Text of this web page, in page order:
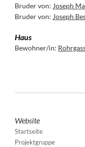
Bruder von: Joseph
Bruder von: Joseph
Haus
Bewohner/in:
Website
Startseite
Projektgruppe